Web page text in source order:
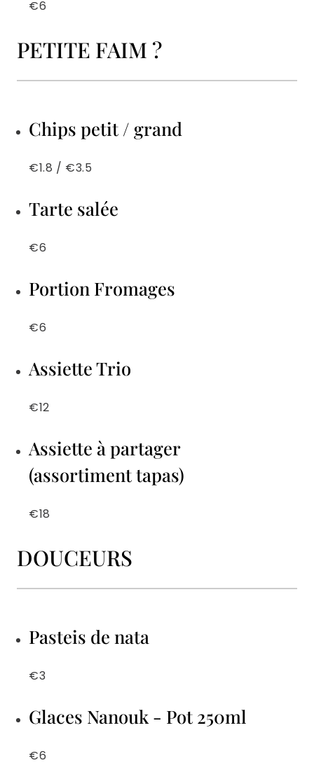
€6
PETITE FAIM ?
Chips petit / grand
€1.8 / €3.5
Tarte salée
€6
Portion Fromages
€6
Assiette Trio
€12
Assiette à partager
(assortiment tapas)
€18
DOUCEURS
Pasteis de nata
€3
Glaces Nanouk - Pot 250ml
€6